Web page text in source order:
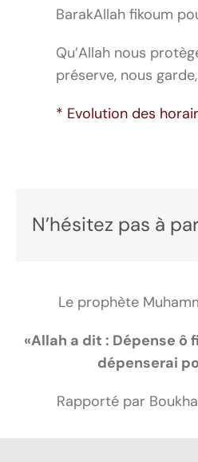
BarakAllah fikoum
Qu’Allah nous
préserve, nous
* Evolution des
N’hésitez pas à
«Allah a dit : Dépense ô
dépenserai
Rapporté par